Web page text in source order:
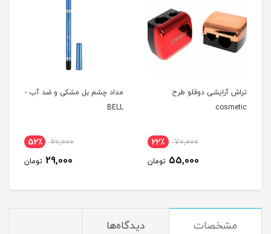
تراش آرایشی دوقلو طرح
cosmetic
70,000 22٪
55,000 تومان
مداد چشم بل مشکی و ضد آب -
BELL
60,000 52٪
29,000 تومان
مشخصات دیدگاه‌ها